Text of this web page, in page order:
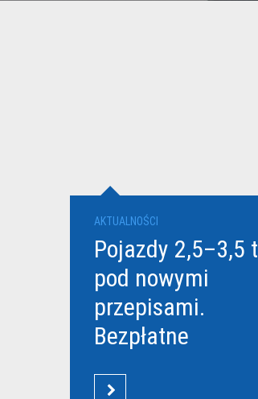
AKTUALNOŚCI
Pojazdy 2,5–3,5 t
pod nowymi
przepisami.
Bezpłatne